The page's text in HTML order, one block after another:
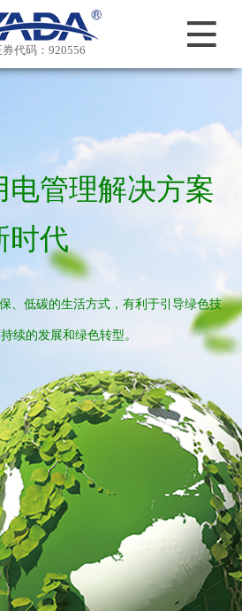
券代码：920556
电管理解决方案
时代
、低碳的生活方式，有利于引导绿色技
续的发展和绿色转型。